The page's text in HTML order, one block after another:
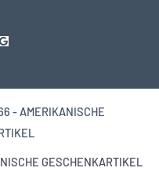
- AMERIKANISCHE
GESCHENKARTIKEL